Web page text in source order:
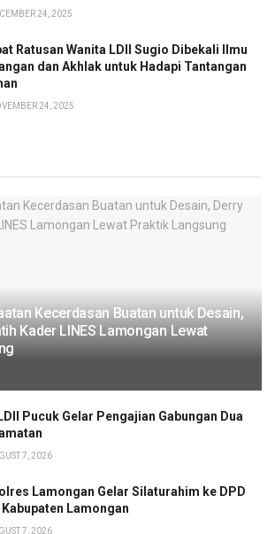
24, 2025
Ratusan Wanita LDII Sugio Dibekali Ilmu
dan Akhlak untuk Hadapi Tantangan
24, 2025
Kecerdasan Buatan untuk Desain,
Kader LINES Lamongan Lewat
Pucuk Gelar Pengajian Gabungan Dua
7, 2026
Lamongan Gelar Silaturahim ke DPD
Kabupaten Lamongan
7, 2026